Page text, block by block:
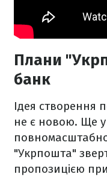
Плани
банк
Ідея створення
не є новою. Ще у
"Укрпошта"
пропозицією